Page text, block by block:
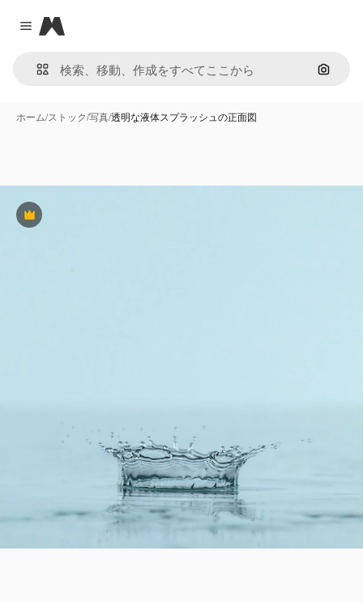
Close menu
Magnific
画像で
ホーム/ストック/写真/透明な液体スプラッシュの正面図
Premium